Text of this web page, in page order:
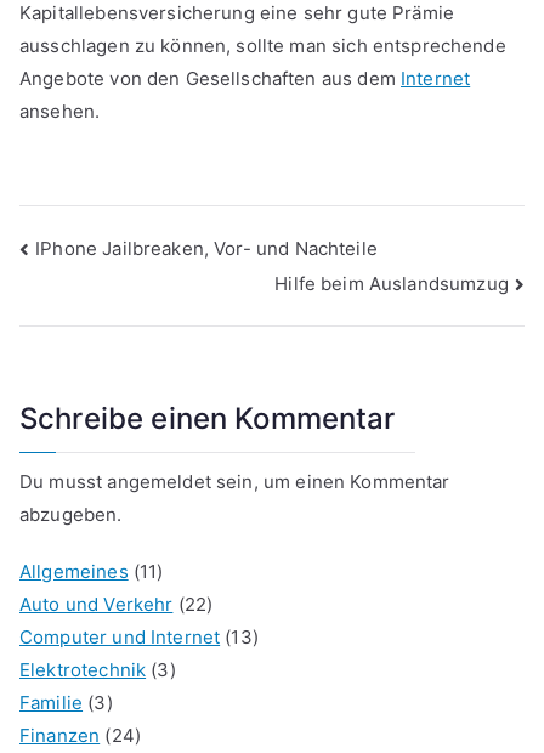
Kapitallebensversicherung eine sehr gute Prämie
ausschlagen zu können, sollte man sich entsprechende
Angebote von den Gesellschaften aus dem Internet
ansehen.
Beitragsnavigation
IPhone Jailbreaken, Vor- und Nachteile
Hilfe beim Auslandsumzug
Schreibe einen Kommentar
Du musstangemeldetsein, um einen Kommentar
abzugeben.
Allgemeines (11)
Auto und Verkehr (22)
Computer und Internet (13)
Elektrotechnik (3)
Familie (3)
Finanzen (24)